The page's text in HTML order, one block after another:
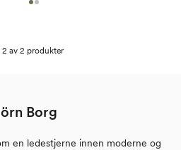
2 av 2 produkter
Borg
en ledestjerne innen moderne og